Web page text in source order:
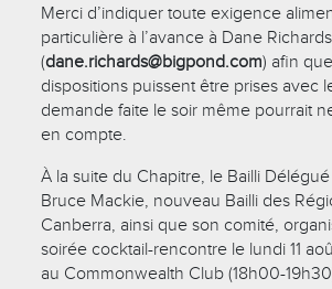
Merci d’indiquer toute exigence
particulière à l’avance à Dane Richards
(dane.richards@bigpond.com) afin
dispositions puissent être prises avec
demande faite le soir même pourrait
en compte.
À la suite du Chapitre, le Bailli
Bruce Mackie, nouveau Bailli des
Canberra, ainsi que son comité,
soirée cocktail-rencontre le lundi 11
au Commonwealth Club (18h00-